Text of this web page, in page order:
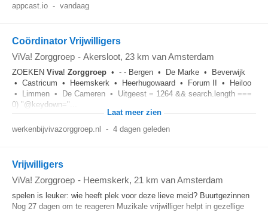
appcast.io - vandaag
Coördinator Vrijwilligers
ViVa! Zorggroep - Akersloot, 23 km van Amsterdam
ZOEKEN Viva! Zorggroep • - - Bergen • De Marke • Beverwijk
• Castricum • Heemskerk • Heerhugowaard • Forum II • Heiloo
• Limmen • De Cameren • Uitgeest = 1264 && search.length ===
0) "@keydown="...
Laat meer zien
werkenbijvivazorggroep.nl - 4 dagen geleden
Vrijwilligers
ViVa! Zorggroep - Heemskerk, 21 km van Amsterdam
spelen is leuker: wie heeft plek voor deze lieve meid? Buurtgezinnen
Nog 27 dagen om te reageren Muzikale vrijwilliger helpt in gezellige